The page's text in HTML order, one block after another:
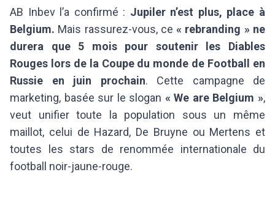
AB Inbev l’a confirmé : Jupiler n’est plus, place à
Belgium. Mais rassurez-vous, ce« rebranding » ne
durera que 5 mois pour soutenir les Diables
Rouges lors de la Coupe du monde de Football en
Russie en juin prochain. Cette campagne de
marketing, basée sur le slogan « We are Belgium »,
veut unifier toute la population sous un même
maillot, celui de Hazard, De Bruyne ou Mertens et
toutes les stars de renommée internationale du
football noir-jaune-rouge.